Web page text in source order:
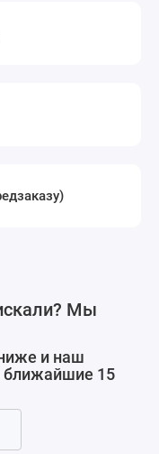
Мы
и наш
ближайшие 15